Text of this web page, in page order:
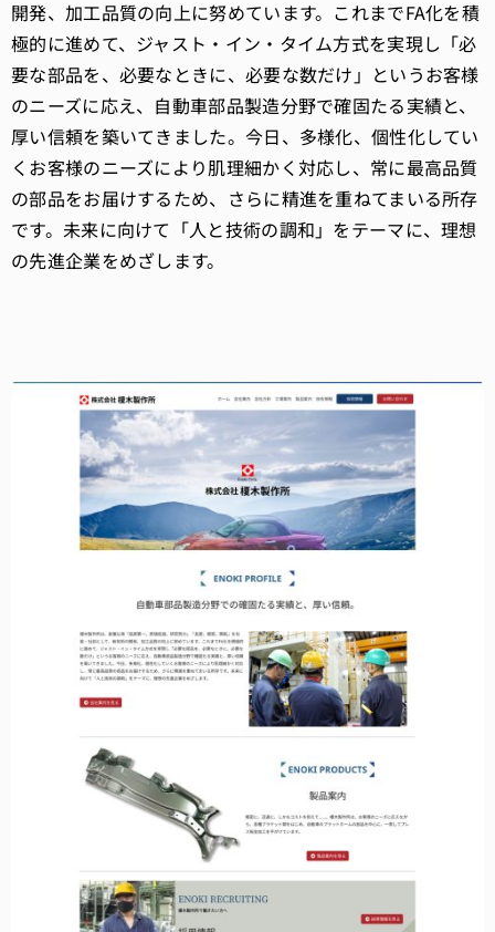
開発、加工品質の向上に努めています。これまでFA化を積
極的に進めて、ジャスト・イン・タイム方式を実現し「必
要な部品を、必要なときに、必要な数だけ」というお客様
のニーズに応え、自動車部品製造分野で確固たる実績と、
厚い信頼を築いてきました。今日、多様化、個性化してい
くお客様のニーズにより肌理細かく対応し、常に最高品質
の部品をお届けするため、さらに精進を重ねてまいる所存
です。未来に向けて「人と技術の調和」をテーマに、理想
の先進企業をめざします。